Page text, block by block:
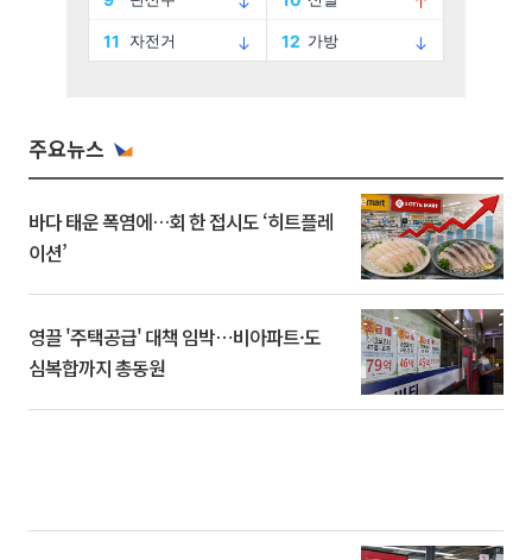
주요뉴스
바다 태운 폭염에…회 한 접시도 ‘히트플레
이션’
영끌 '주택공급' 대책 임박⋯비아파트·도
심복합까지 총동원